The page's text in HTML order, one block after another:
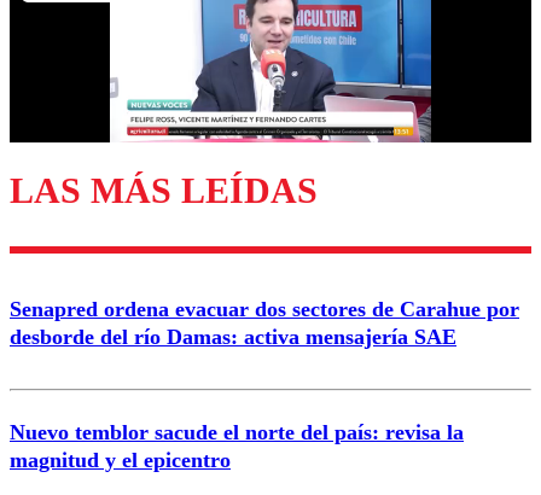
LAS MÁS LEÍDAS
Senapred ordena evacuar dos sectores de Carahue por
desborde del río Damas: activa mensajería SAE
Nuevo temblor sacude el norte del país: revisa la
magnitud y el epicentro